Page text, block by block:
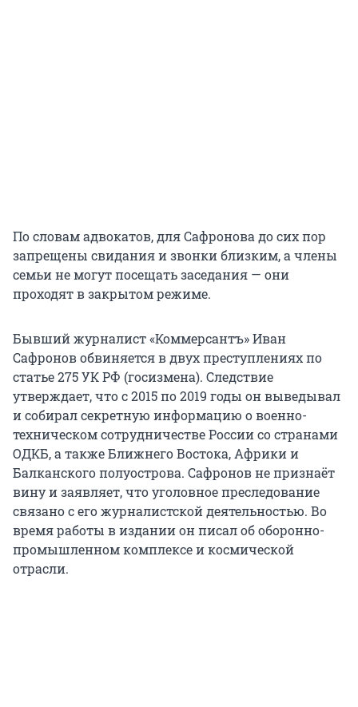
По словам адвокатов, для Сафронова до сих пор
запрещены свидания и звонки близким, а члены
семьи не могут посещать заседания — они
проходят в закрытом режиме.
Бывший журналист «Коммерсантъ» Иван
Сафронов обвиняется в двух преступлениях по
статье 275 УК РФ (госизмена). Следствие
утверждает, что с 2015 по 2019 годы он выведывал
и собирал секретную информацию о военно-
техническом сотрудничестве России со странами
ОДКБ, а также Ближнего Востока, Африки и
Балканского полуострова. Сафронов не признаёт
вину и заявляет, что уголовное преследование
связано с его журналистской деятельностью. Во
время работы в издании он писал об оборонно-
промышленном комплексе и космической
отрасли.